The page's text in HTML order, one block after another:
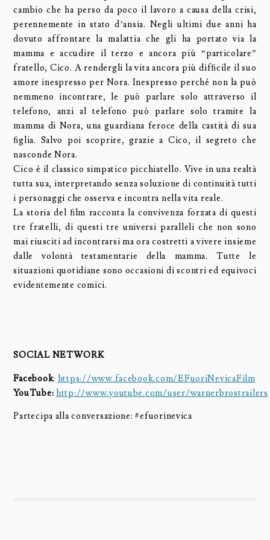
cambio che ha perso da poco il lavoro a causa della crisi,
perennemente in stato d’ansia. Negli ultimi due anni ha
dovuto affrontare la malattia che gli ha portato via la
mamma e accudire il terzo e ancora più “particolare”
fratello, Cico. A rendergli la vita ancora più difﬁcile il suo
amore inespresso per Nora. Inespresso perché non la può
nemmeno incontrare, le può parlare solo attraverso il
telefono, anzi al telefono può parlare solo tramite la
mamma di Nora, una guardiana feroce della castità di sua
ﬁglia. Salvo poi scoprire, grazie a Cico, il segreto che
nasconde Nora.
Cico è il classico simpatico picchiatello. Vive in una realtà
tutta sua, interpretando senza soluzione di continuità tutti
i personaggi che osserva e incontra nella vita reale.
La storia del ﬁlm racconta la convivenza forzata di questi
tre fratelli, di questi tre universi paralleli che non sono
mai riusciti ad incontrarsi ma ora costretti a vivere insieme
dalle volontà testamentarie della mamma. Tutte le
situazioni quotidiane sono occasioni di scontri ed equivoci
evidentemente comici.
SOCIAL NETWORK
Facebook: https://www.facebook.com/EFuoriNevicaFilm
YouTube: http://www.youtube.com/user/warnerbrostrailers
Partecipa alla conversazione: #efuorinevica